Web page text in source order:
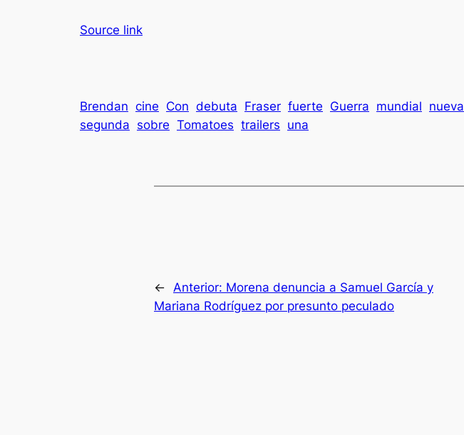
Source link
Brendan cine Con debuta Fraser fuerte Guerra mundial nueva
segunda sobre Tomatoes trailers una
← Anterior: Morena denuncia a Samuel García y
Mariana Rodríguez por presunto peculado